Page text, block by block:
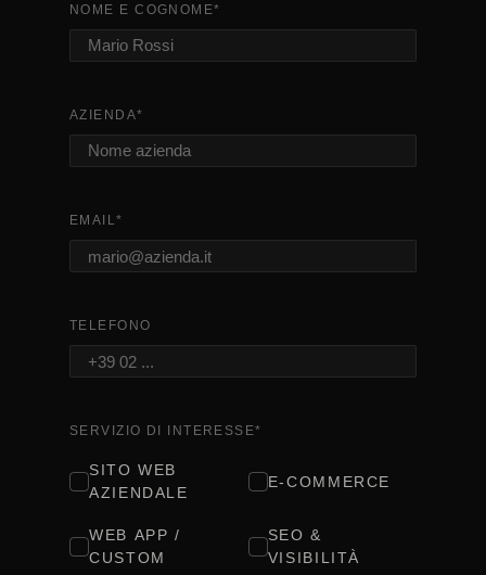
NOME E COGNOME*
AZIENDA*
EMAIL*
TELEFONO
SERVIZIO DI INTERESSE*
SITO WEB
AZIENDALE
E-COMMERCE
WEB APP /
CUSTOM
SEO &
VISIBILITÀ